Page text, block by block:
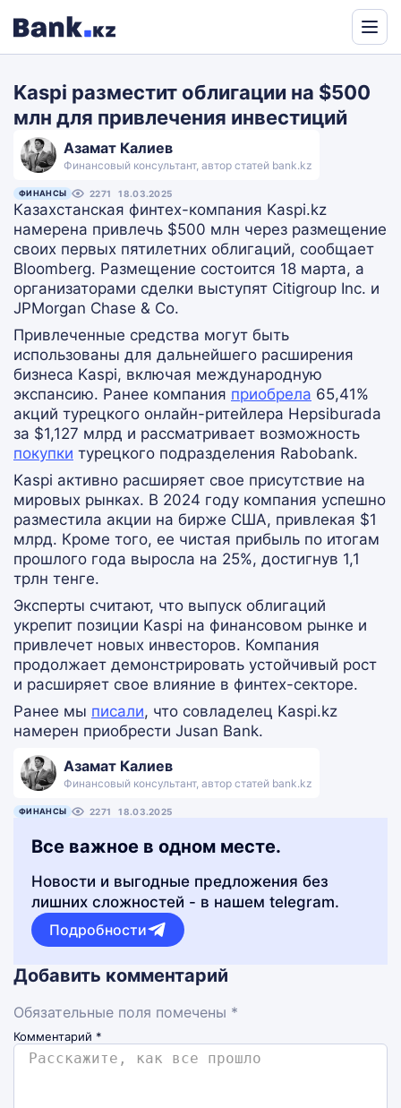
Translate
Kaspi разместит облигации на $500
млн для привлечения инвестиций
Азамат Калиев
Финансовый консультант, автор статей bank.kz
ФИНАНСЫ 2271 18.03.2025
Казахстанская финтех-компания Kaspi.kz
намерена привлечь $500 млн через размещение
своих первых пятилетних облигаций, сообщает
Bloomberg. Размещение состоится 18 марта, а
организаторами сделки выступят Citigroup Inc. и
JPMorgan Chase & Co.
Привлеченные средства могут быть
использованы для дальнейшего расширения
бизнеса Kaspi, включая международную
экспансию. Ранее компания приобрела 65,41%
акций турецкого онлайн-ритейлера Hepsiburada
за $1,127 млрд и рассматривает возможность
покупки турецкого подразделения Rabobank.
Kaspi активно расширяет свое присутствие на
мировых рынках. В 2024 году компания успешно
разместила акции на бирже США, привлекая $1
млрд. Кроме того, ее чистая прибыль по итогам
прошлого года выросла на 25%, достигнув 1,1
трлн тенге.
Эксперты считают, что выпуск облигаций
укрепит позиции Kaspi на финансовом рынке и
привлечет новых инвесторов. Компания
продолжает демонстрировать устойчивый рост
и расширяет свое влияние в финтех-секторе.
Ранее мы писали, что совладелец Kaspi.kz
намерен приобрести Jusan Bank.
Азамат Калиев
Финансовый консультант, автор статей bank.kz
ФИНАНСЫ 2271 18.03.2025
Все важное в одном месте.
Новости и выгодные предложения без
лишних сложностей - в нашем telegram.
Подробности
Добавить комментарий
Обязательные поля помечены *
Комментарий *